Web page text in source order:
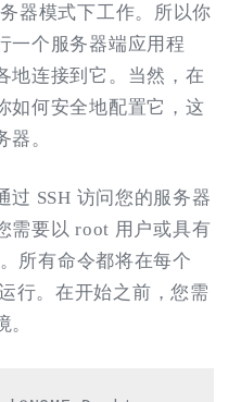
器模式下工作。所以你
一个服务器端应用程
地连接到它。当然，在
如何安全地配置它，这
。
过 SSH 访问您的服务器
需要以 root 用户或具有
所有命令都将在每个
行。在开始之前，您需